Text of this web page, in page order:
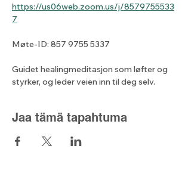
https://us06web.zoom.us/j/8579755533
7
Møte-ID: 857 9755 5337
Guidet healingmeditasjon som løfter og
styrker, og leder veien inn til deg selv.
Jaa tämä tapahtuma